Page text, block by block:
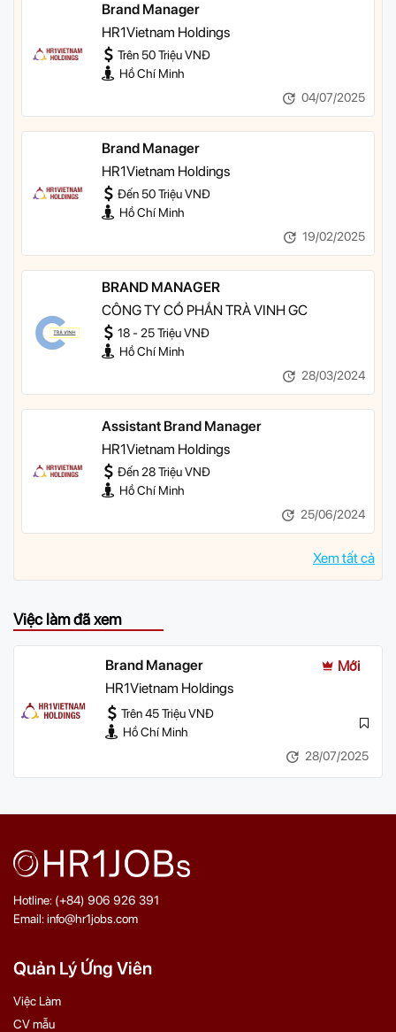
Brand Manager
HR1Vietnam Holdings
Trên 50 Triệu VNĐ
Hồ Chí Minh
04/07/2025
Brand Manager
HR1Vietnam Holdings
Đến 50 Triệu VNĐ
Hồ Chí Minh
19/02/2025
BRAND MANAGER
CÔNG TY CỔ PHẦN TRÀ VINH GC
18 - 25 Triệu VNĐ
Hồ Chí Minh
28/03/2024
Assistant Brand Manager
HR1Vietnam Holdings
Đến 28 Triệu VNĐ
Hồ Chí Minh
25/06/2024
Xem tất cả
Việc làm đã xem
Brand Manager
Mới
HR1Vietnam Holdings
Trên 45 Triệu VNĐ
Hồ Chí Minh
28/07/2025
Hotline: (+84) 906 926 391
Email: info@hr1jobs.com
Quản Lý Ứng Viên
Việc Làm
CV mẫu